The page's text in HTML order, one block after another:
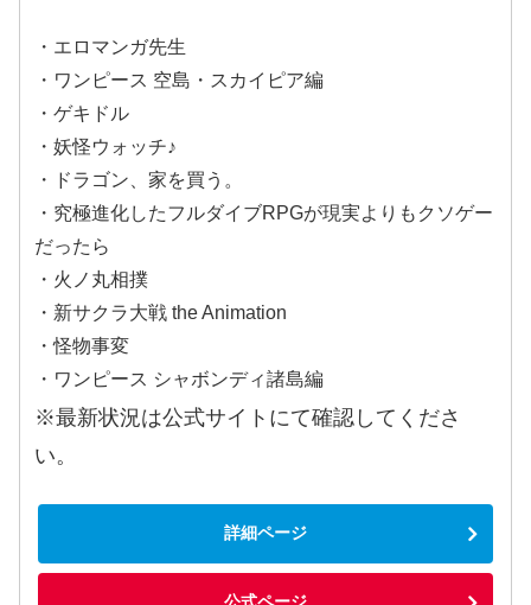
・エロマンガ先生
・ワンピース 空島・スカイピア編
・ゲキドル
・妖怪ウォッチ♪
・ドラゴン、家を買う。
・究極進化したフルダイブRPGが現実よりもクソゲー
だったら
・火ノ丸相撲
・新サクラ大戦 the Animation
・怪物事変
・ワンピース シャボンディ諸島編
※最新状況は公式サイトにて確認してくださ
い。
詳細ページ